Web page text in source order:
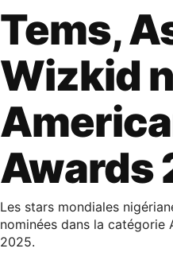
Tems,
Wizkid
Awards
Les stars mondiales
nominées dans la catégorie
2025.